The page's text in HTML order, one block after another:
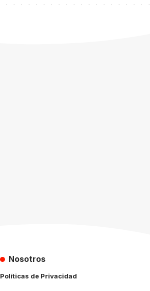
Nosotros
Políticas de Privacidad